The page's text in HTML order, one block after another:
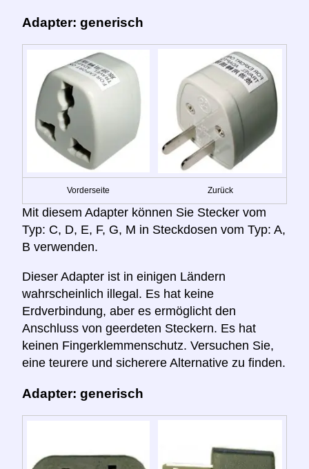
Adapter: generisch
Vorderseite Zurück
Mit diesem Adapter können Sie Stecker vom
Typ: C, D, E, F, G, M in Steckdosen vom Typ: A,
B verwenden.
Dieser Adapter ist in einigen Ländern
wahrscheinlich illegal. Es hat keine
Erdverbindung, aber es ermöglicht den
Anschluss von geerdeten Steckern. Es hat
keinen Fingerklemmenschutz. Versuchen Sie,
eine teurere und sicherere Alternative zu finden.
Adapter: generisch